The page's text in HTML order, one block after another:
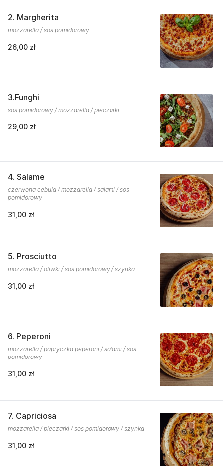
2. Margherita
mozzarella / sos pomidorowy
26,00 zł
3.Funghi
sos pomidorowy / mozzarella / pieczarki
29,00 zł
4. Salame
czerwona cebula / mozzarella / salami / sos
pomidorowy
31,00 zł
5. Prosciutto
mozzarella / oliwki / sos pomidorowy / szynka
31,00 zł
6. Peperoni
mozzarella / papryczka peperoni / salami / sos
pomidorowy
31,00 zł
7. Capriciosa
mozzarella / pieczarki / sos pomidorowy / szynka
31,00 zł